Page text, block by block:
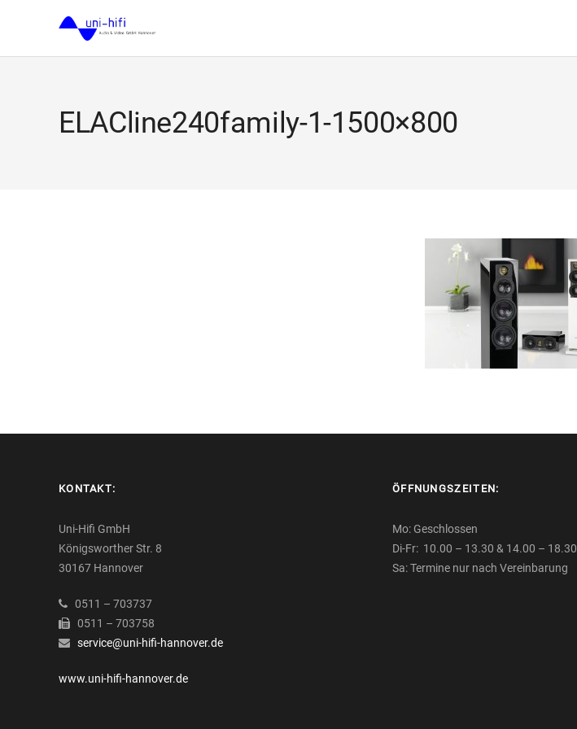
ELACline240family-1-1500×800
KONTAKT:
Uni-Hifi GmbH
Königsworther Str. 8
30167 Hannover
0511 – 703737
0511 – 703758
service@uni-hifi-hannover.de
www.uni-hifi-hannover.de
ÖFFNUNGSZEITEN:
Mo: Geschlossen
Di-Fr: 10.00 – 13.30 & 14.00 – 18.30
Sa: Termine nur nach Vereinbarung